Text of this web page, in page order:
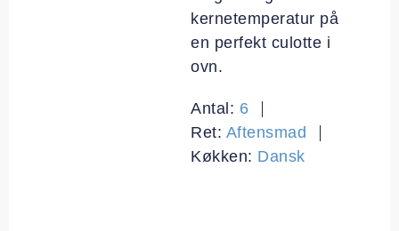
kernetemperatur på
en perfekt culotte i
ovn.
Antal: 6
Ret: Aftensmad
Køkken: Dansk